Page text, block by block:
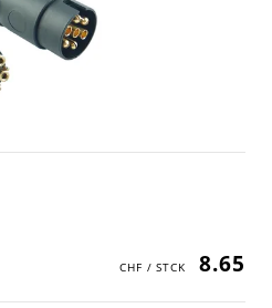
8.65